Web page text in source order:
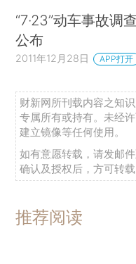
“7·23”动车事故调
公布
2011年12月28日 APP打开
财新网所刊载内容之知
专属所有或持有。未经
建立镜像等任何使用。
如有意愿转载，请发邮
确认及授权后，方可转载
推荐阅读